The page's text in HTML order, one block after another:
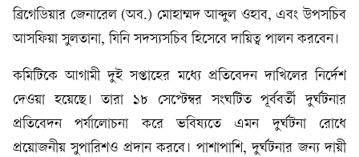
ব্রিগেডিয়ার জেনারেল (অব.) মোহাম্মদ আব্দুল ওহাব, এবং উপসচিব
আসফিয়া সুলতানা, যিনি সদস্যসচিব হিসেবে দায়িত্ব পালন করবেন।
কমিটিকে আগামী দুই সপ্তাহের মধ্যে প্রতিবেদন দাখিলের নির্দেশ
দেওয়া হয়েছে। তারা ১৮ সেপ্টেম্বর সংঘটিত পূর্ববর্তী দুর্ঘটনার
প্রতিবেদন পর্যালোচনা করে ভবিষ্যতে এমন দুর্ঘটনা রোধে
প্রয়োজনীয় সুপারিশও প্রদান করবে। পাশাপাশি, দুর্ঘটনার জন্য দায়ী